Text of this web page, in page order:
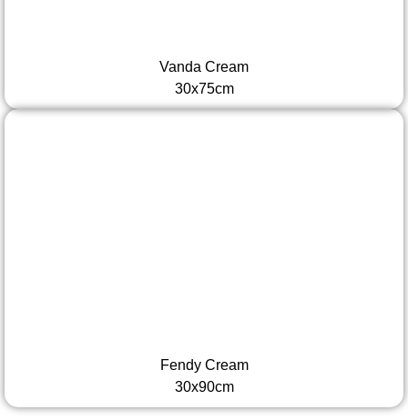
Vanda Cream
30x75cm
Fendy Cream
30x90cm